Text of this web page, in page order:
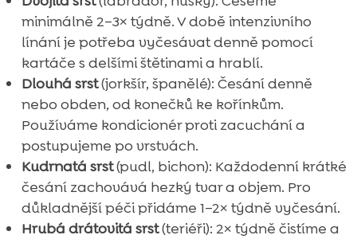
minimálně 2–3× týdně. V době intenzivního
línání je potřeba vyčesávat denně pomocí
kartáče s delšími štětinami a hrablí.
Dlouhá srst(jorkšír, španělé): Česání denně
nebo obden, od konečků ke kořínkům.
Používáme kondicionér proti zacuchání a
postupujeme po vrstvách.
Kudrnatá srst(pudl, bichon): Každodenní krátké
česání zachovává hezký tvar a objem. Pro
důkladnější péči přidáme 1–2× týdně vyčesání.
Hrubá drátovitá srst(teriéři): 2× týdně čistíme a